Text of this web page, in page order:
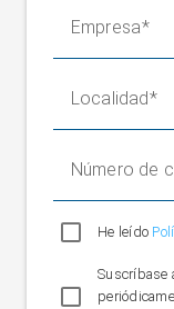
2021
PL d
Empresa
Localidad
Número de
He leído
Suscríbase